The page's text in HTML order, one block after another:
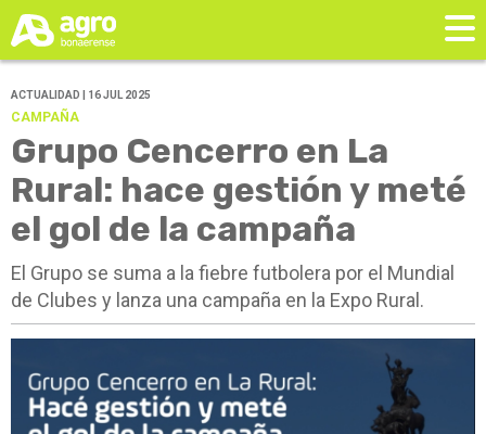
ACTUALIDAD | 16 JUL 2025
CAMPAÑA
Grupo Cencerro en La
Rural: hace gestión y meté
el gol de la campaña
El Grupo se suma a la fiebre futbolera por el Mundial
de Clubes y lanza una campaña en la Expo Rural.